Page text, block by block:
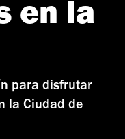
en la
para disfrutar
la Ciudad de